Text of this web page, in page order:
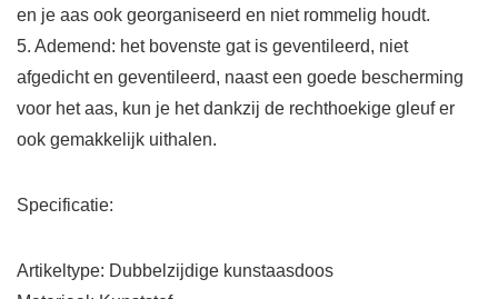
en je aas ook georganiseerd en niet rommelig houdt.
5. Ademend: het bovenste gat is geventileerd, niet
afgedicht en geventileerd, naast een goede bescherming
voor het aas, kun je het dankzij de rechthoekige gleuf er
ook gemakkelijk uithalen.
Specificatie:
Artikeltype: Dubbelzijdige kunstaasdoos